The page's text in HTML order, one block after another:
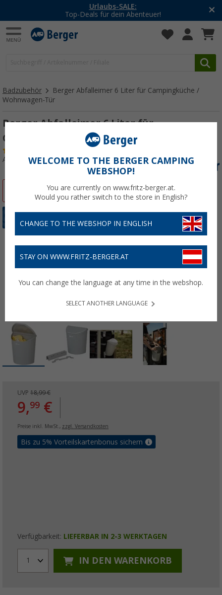
Urlaubs-SALE:
Top-Deals für dein Abenteuer!
Badzubehör
Berger Abfalleimer 6 Liter für Campingküche /
Wohnwagen-Tür
Berger Abfalleimer 6 Liter für
Campingküche / Wohnwagen-Tür
Art.-Nr.: 396393
UVP 18,99 €
9,99 €
Preise inkl. MwSt., zzgl. Versandkosten
Bis zu 5% Vorteilskartenbonus sichern
Verfügbarkeit: LIEFERBAR IN 2-3 WERKTAGEN
1 IN DEN WARENKORB
WELCOME TO THE BERGER CAMPING
WEBSHOP!
You are currently on www.fritz-berger.at.
Would you rather switch to the store in English?
CHANGE TO THE WEBSHOP IN ENGLISH
STAY ON WWW.FRITZ-BERGER.AT
You can change the language at any time in the webshop.
SELECT ANOTHER LANGUAGE